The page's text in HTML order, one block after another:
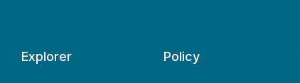
Explorer Policy